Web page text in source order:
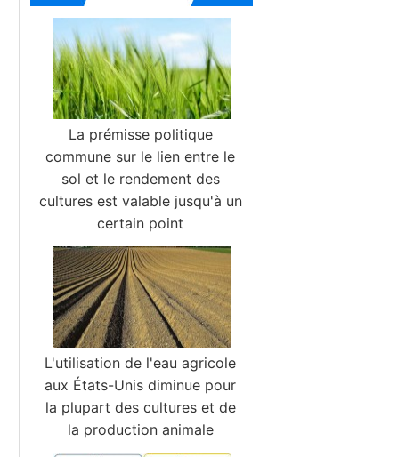
La prémisse politique
commune sur le lien entre le
sol et le rendement des
cultures est valable jusqu'à un
certain point
L'utilisation de l'eau agricole
aux États-Unis diminue pour
la plupart des cultures et de
la production animale